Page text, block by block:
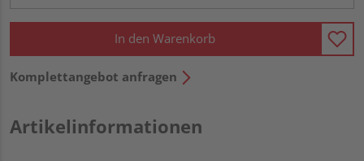
In den Warenkorb
Komplettangebot anfragen
Artikelinformationen